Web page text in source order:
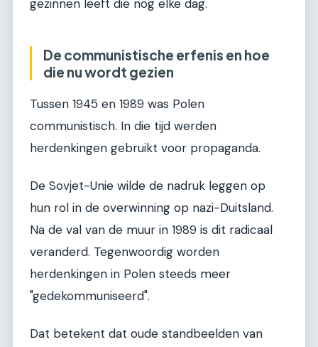
gezinnen leeft die nog elke dag.
De communistische erfenis en hoe
die nu wordt gezien
Tussen 1945 en 1989 was Polen
communistisch. In die tijd werden
herdenkingen gebruikt voor propaganda.
De Sovjet-Unie wilde de nadruk leggen op
hun rol in de overwinning op nazi-Duitsland.
Na de val van de muur in 1989 is dit radicaal
veranderd. Tegenwoordig worden
herdenkingen in Polen steeds meer
"gedekommuniseerd".
Dat betekent dat oude standbeelden van